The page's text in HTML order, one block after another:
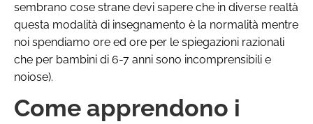
sembrano cose strane devi sapere che in diverse realtà
questa modalità di insegnamento è la normalità mentre
noi spendiamo ore ed ore per le spiegazioni razionali
che per bambini di 6-7 anni sono incomprensibili e
noiose).
Come apprendono i